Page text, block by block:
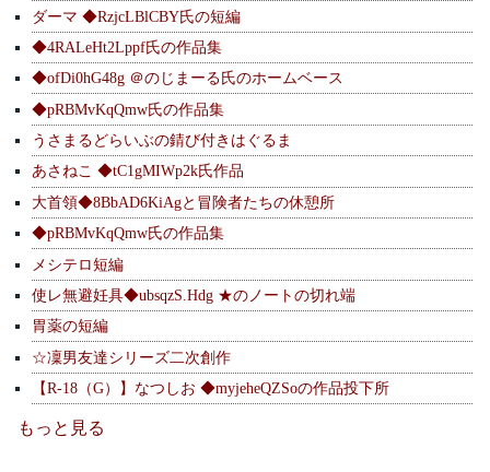
ダーマ ◆RzjcLBlCBY氏の短編
◆4RALeHt2Lppf氏の作品集
◆ofDi0hG48g ＠のじまーる氏のホームベース
◆pRBMvKqQmw氏の作品集
うさまるどらいぶの錆び付きはぐるま
あさねこ ◆tC1gMIWp2k氏作品
大首領◆8BbAD6KiAgと冒険者たちの休憩所
◆pRBMvKqQmw氏の作品集
メシテロ短編
使レ無避妊具◆ubsqzS.Hdg ★のノートの切れ端
胃薬の短編
☆凜男友達シリーズ二次創作
【R-18（G）】なつしお ◆myjeheQZSoの作品投下所
もっと見る